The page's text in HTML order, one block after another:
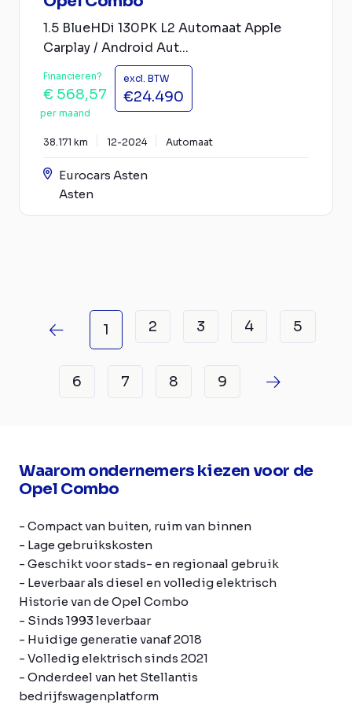
1.5 BlueHDi 130PK L2 Automaat Apple
Carplay / Android Aut...
Financieren?
€ 568,57
per maand
excl. BTW
€24.490
38.171 km 12-2024 Automaat
Eurocars Asten
Asten
1 2 3 4 5
6 7 8 9
Waarom ondernemers kiezen voor de
Opel Combo
- Compact van buiten, ruim van binnen
- Lage gebruikskosten
- Geschikt voor stads- en regionaal gebruik
- Leverbaar als diesel en volledig elektrisch
Historie van de Opel Combo
- Sinds 1993 leverbaar
- Huidige generatie vanaf 2018
- Volledig elektrisch sinds 2021
- Onderdeel van het Stellantis
bedrijfswagenplatform